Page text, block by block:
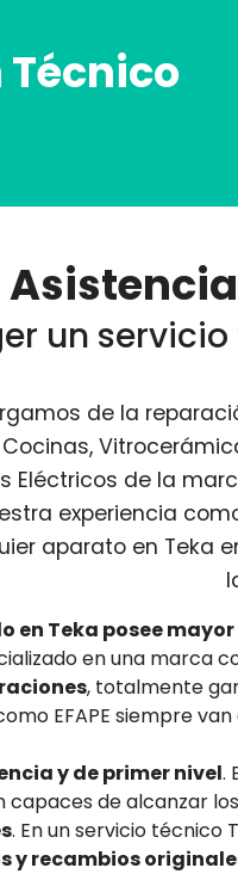
Asistencia
un
de la
Eléctricos de la
experiencia
aparato en Teka
en Teka posee
en una marca
, totalmente
EFAPE siempre
y de primer nivel.
capaces de alcanzar
. En un servicio técnico
y recambios